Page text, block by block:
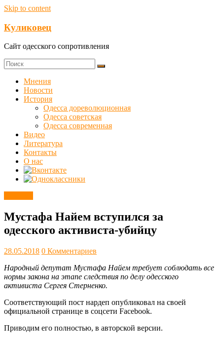
Skip to content
Куликовец
Сайт одесского сопротивления
Мнения
Новости
История
Одесса дореволюционная
Одесса советская
Одесса современная
Видео
Литература
Контакты
О нас
Мустафа Найем вступился за
одесского активиста-убийцу
28.05.2018 0 Комментариев
Народный депутат Мустафа Найем требует соблюдать все
нормы закона на этапе следствия по делу одесского
активиста Сергея Стерненко.
Соответствующий пост нардеп опубликовал на своей
официальной странице в соцсети Facebook.
Приводим его полностью, в авторской версии.